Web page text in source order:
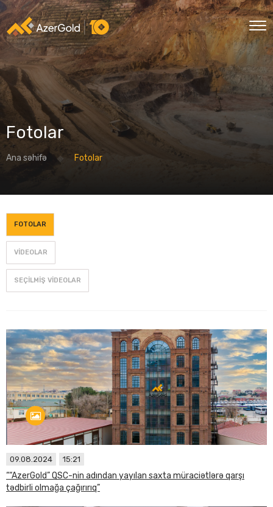
Fotolar
Ana səhifə Fotolar
FOTOLAR
VIDEOLAR
SEÇILMIŞ VIDEOLAR
09.08.2024 15:21
““AzerGold” QSC-nin adından yayılan saxta müraciətlərə qarşı
tədbirli olmağa çağırırıq”